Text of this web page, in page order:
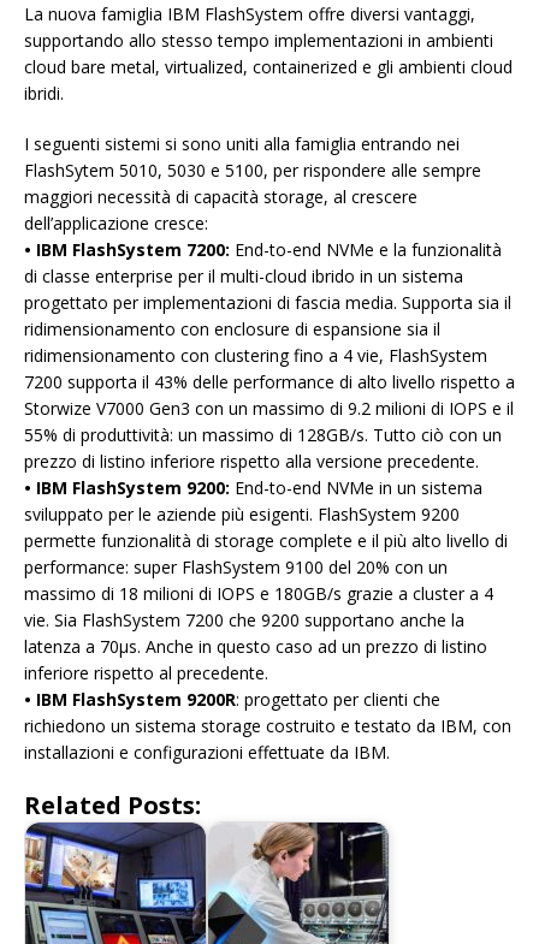
La nuova famiglia IBM FlashSystem offre diversi vantaggi,
supportando allo stesso tempo implementazioni in ambienti
cloud bare metal, virtualized, containerized e gli ambienti cloud
ibridi.
I seguenti sistemi si sono uniti alla famiglia entrando nei
FlashSytem 5010, 5030 e 5100, per rispondere alle sempre
maggiori necessità di capacità storage, al crescere
dell’applicazione cresce:
• IBM FlashSystem 7200: End-to-end NVMe e la funzionalità
di classe enterprise per il multi-cloud ibrido in un sistema
progettato per implementazioni di fascia media. Supporta sia il
ridimensionamento con enclosure di espansione sia il
ridimensionamento con clustering fino a 4 vie, FlashSystem
7200 supporta il 43% delle performance di alto livello rispetto a
Storwize V7000 Gen3 con un massimo di 9.2 milioni di IOPS e il
55% di produttività: un massimo di 128GB/s. Tutto ciò con un
prezzo di listino inferiore rispetto alla versione precedente.
• IBM FlashSystem 9200: End-to-end NVMe in un sistema
sviluppato per le aziende più esigenti. FlashSystem 9200
permette funzionalità di storage complete e il più alto livello di
performance: super FlashSystem 9100 del 20% con un
massimo di 18 milioni di IOPS e 180GB/s grazie a cluster a 4
vie. Sia FlashSystem 7200 che 9200 supportano anche la
latenza a 70μs. Anche in questo caso ad un prezzo di listino
inferiore rispetto al precedente.
• IBM FlashSystem 9200R: progettato per clienti che
richiedono un sistema storage costruito e testato da IBM, con
installazioni e configurazioni effettuate da IBM.
Related Posts: